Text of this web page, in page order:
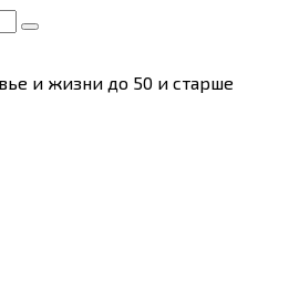
и жизни до 50 и старше